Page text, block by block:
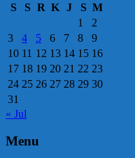
S
S R K J S M
1
2
3
4 5 6 7 8
9
10 11 12 13 14 15 16
17 18 19 20 21 22 23
24 25 26 27 28 29 30
31
« Jul
Menu